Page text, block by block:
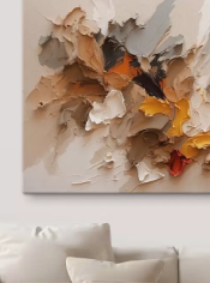
tip pânză
ecologic